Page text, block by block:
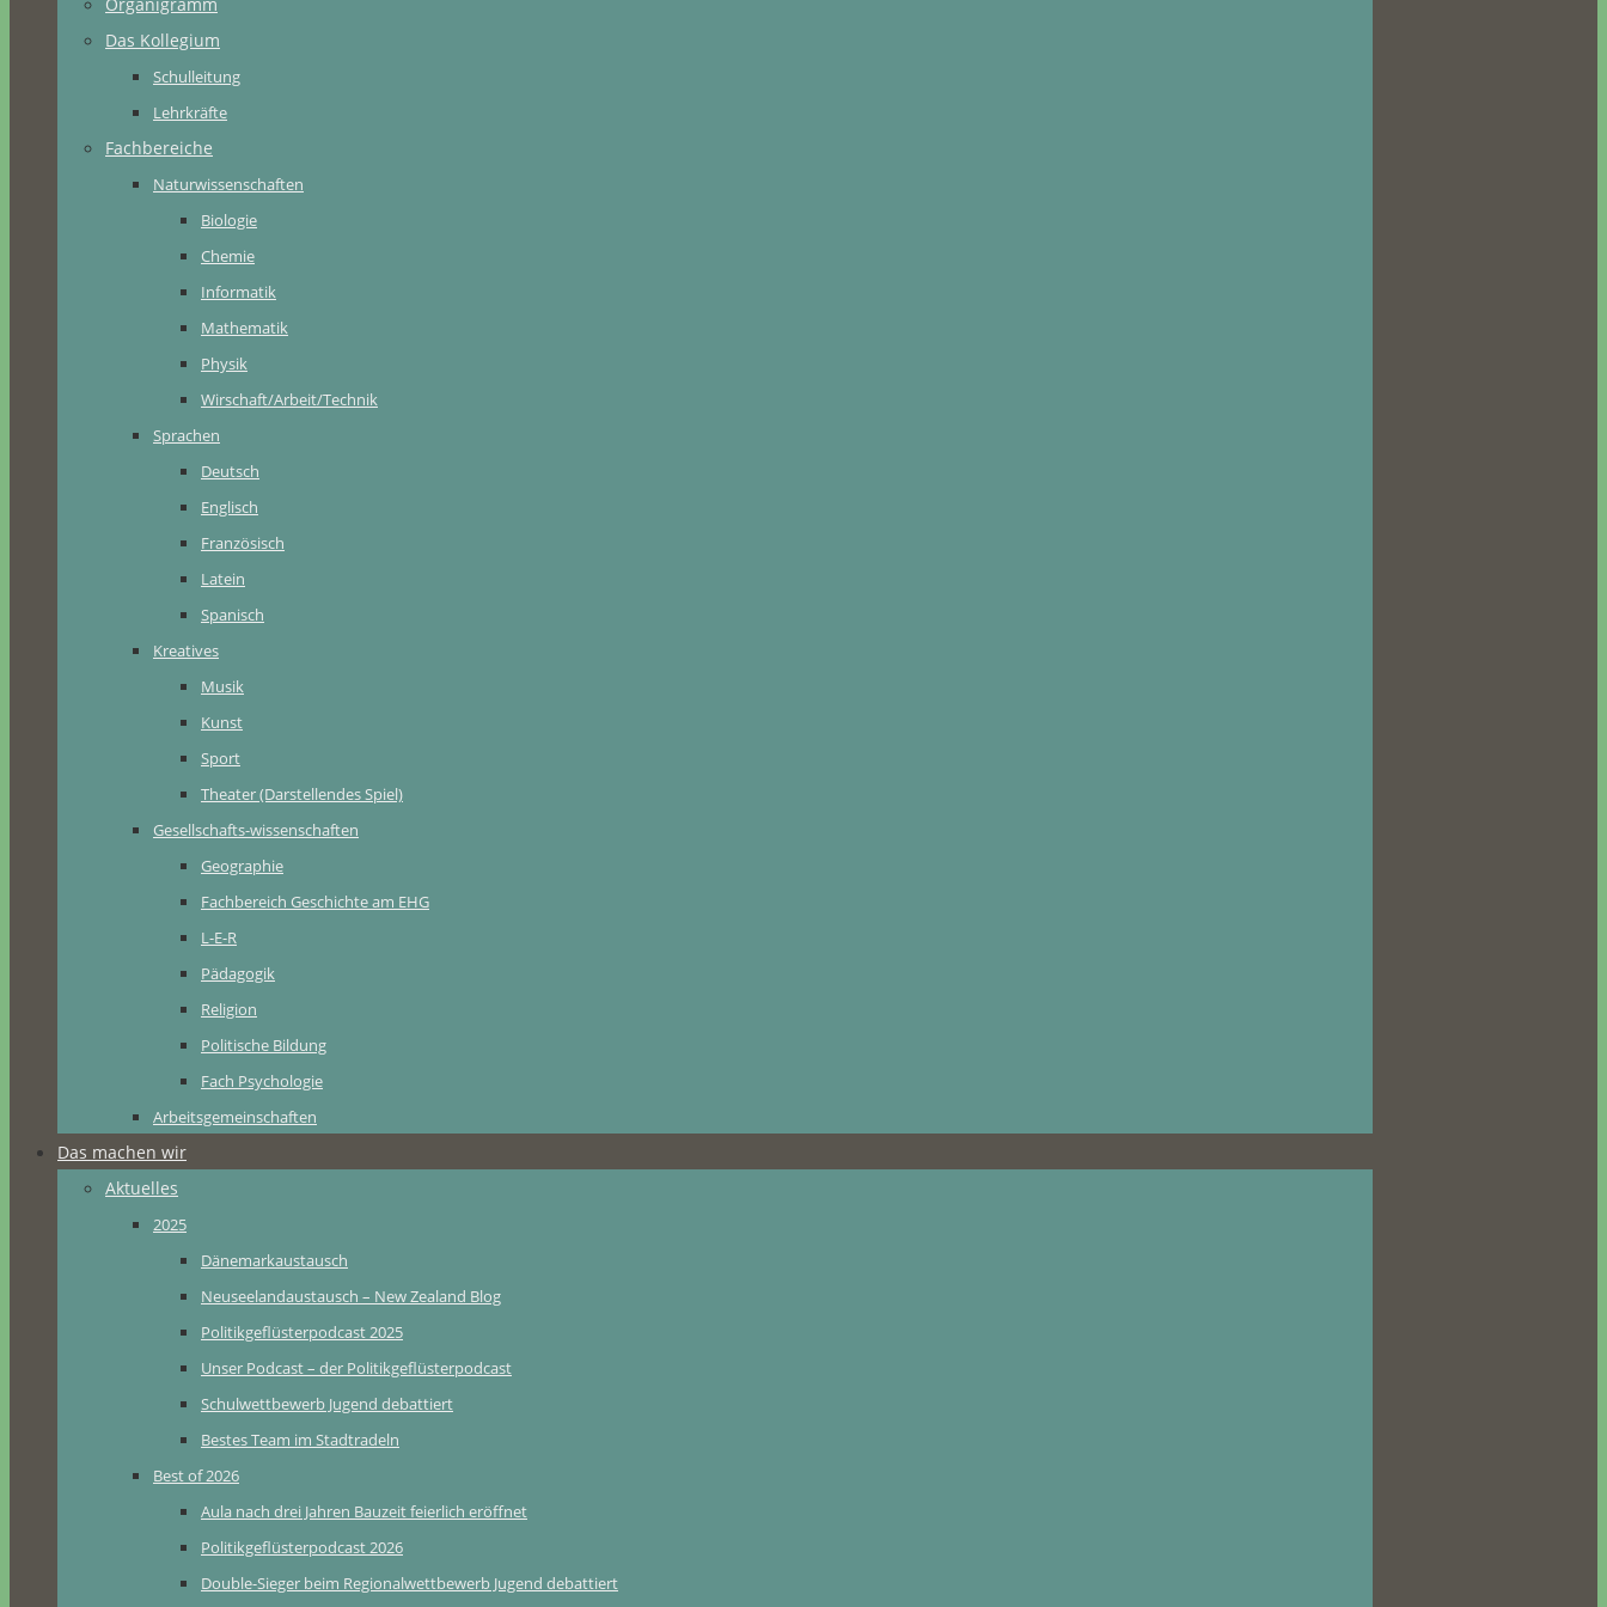
Das Kollegium
Schulleitung
Lehrkräfte
Fachbereiche
Naturwissenschaften
Biologie
Chemie
Informatik
Mathematik
Physik
Wirschaft/Arbeit/Technik
Sprachen
Deutsch
Englisch
Französisch
Latein
Spanisch
Kreatives
Musik
Kunst
Sport
Theater (Darstellendes Spiel)
Gesellschafts-wissenschaften
Geographie
Fachbereich Geschichte am EHG
L-E-R
Pädagogik
Religion
Politische Bildung
Fach Psychologie
Arbeitsgemeinschaften
Das machen wir
Aktuelles
2025
Dänemarkaustausch
Neuseelandaustausch – New Zealand Blog
Politikgeflüsterpodcast 2025
Unser Podcast – der Politikgeflüsterpodcast
Schulwettbewerb Jugend debattiert
Bestes Team im Stadtradeln
Best of 2026
Aula nach drei Jahren Bauzeit feierlich eröffnet
Politikgeflüsterpodcast 2026
Double-Sieger beim Regionalwettbewerb Jugend debattiert